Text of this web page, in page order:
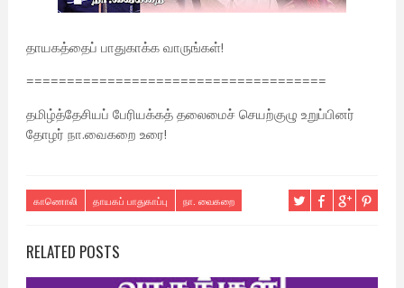
தாயகத்தைப் பாதுகாக்க வாருங்கள்!
=====================================
தமிழ்த்தேசியப் பேரியக்கத் தலைமைச் செயற்குழு உறுப்பினர்
தோழர் நா.வைகறை உரை!
காணொலி தாயகப் பாதுகாப்பு நா. வைகறை
RELATED POSTS